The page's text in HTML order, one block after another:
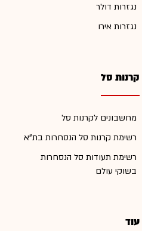
נגזרות דולר
נגזרות אירו
קרנות סל
מחשבונים לקרנות סל
רשימת קרנות סל הנסחרות בת"א
רשימת תעודות סל הנסחרות
בשוקי עולם
עוד